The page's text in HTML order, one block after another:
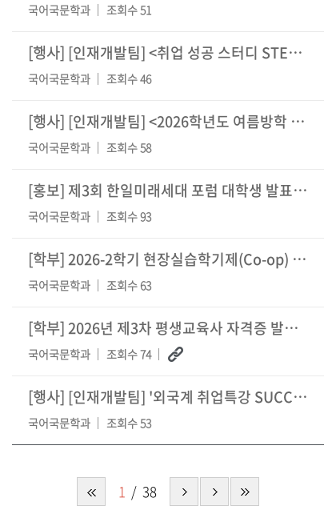
국어국문학과 조회수 51
[행사] [인재개발팀] <취업 성공 스터디 STEP 2> 비교과 프로그램 안내
국어국문학과 조회수 46
[행사] [인재개발팀] <2026학년도 여름방학 졸업(예정)자를 위한 현직자 직무 멘토링>
국어국문학과 조회수 58
[홍보] 제3회 한일미래세대 포럼 대학생 발표자 공모
국어국문학과 조회수 93
[학부]2026-2학기 현장실습학기제(Co-op) 참여학생 모집 안내
국어국문학과 조회수 63
[학부]2026년 제3차 평생교육사 자격증 발급 신청 안내
국어국문학과 조회수 74
[행사] [인재개발팀] '외국계 취업특강 SUCCESS Plus+' 비교과 프로그
국어국문학과 조회수 53
1 38